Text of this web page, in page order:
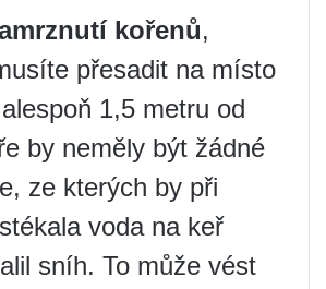
kořenů,
přesadit na místo
1,5 metru od
by neměly být žádné
ze kterých by při
voda na keř
sníh. To může vést